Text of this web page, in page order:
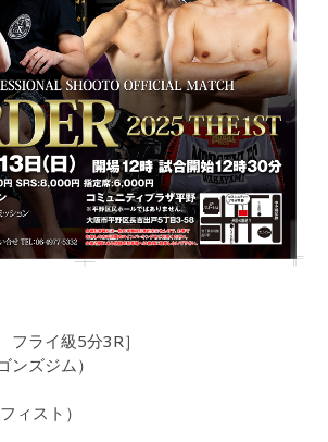
フライ級5分3R］
ンズジム）
ィスト）